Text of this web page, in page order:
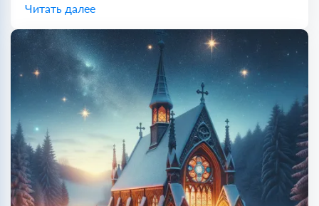
Читать далее